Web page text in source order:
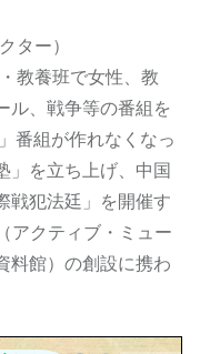
ター）
教養班で女性、教
ル、戦争等の番組を
番組が作れなくなっ
」を立ち上げ、中国
戦犯法廷」を開催す
アクティブ・ミュー
館）の創設に携わ